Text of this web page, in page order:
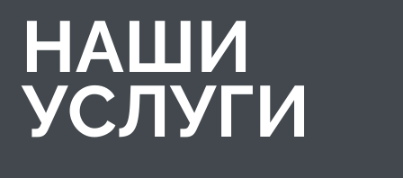
НАШИ
УСЛУГИ